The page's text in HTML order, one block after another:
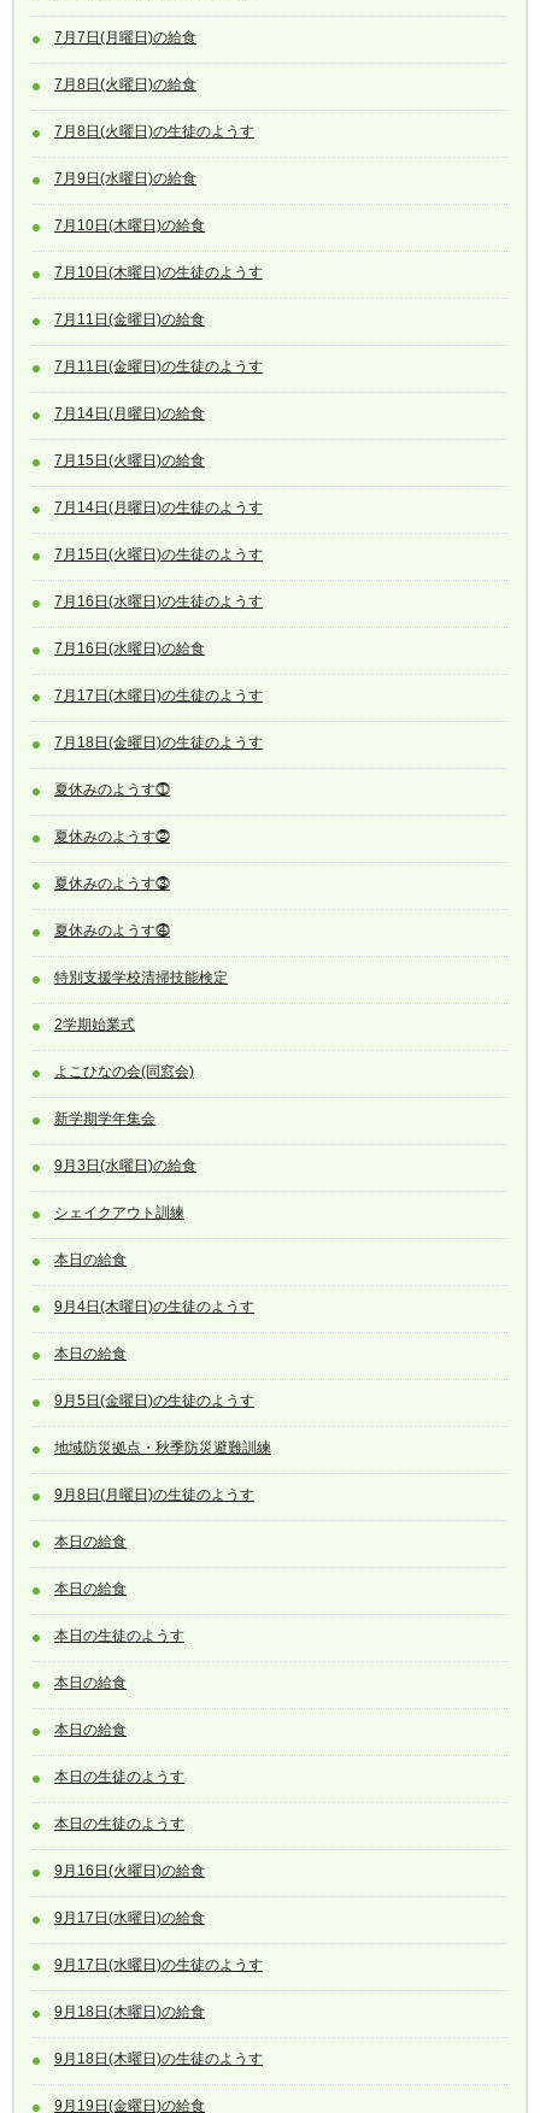
7月7日(月曜日)の給食
7月8日(火曜日)の給食
7月8日(火曜日)の生徒のようす
7月9日(水曜日)の給食
7月10日(木曜日)の給食
7月10日(木曜日)の生徒のようす
7月11日(金曜日)の給食
7月11日(金曜日)の生徒のようす
7月14日(月曜日)の給食
7月15日(火曜日)の給食
7月14日(月曜日)の生徒のようす
7月15日(火曜日)の生徒のようす
7月16日(水曜日)の生徒のようす
7月16日(水曜日)の給食
7月17日(木曜日)の生徒のようす
7月18日(金曜日)の生徒のようす
夏休みのようす⓵
夏休みのようす⓶
夏休みのようす⓷
夏休みのようす⓸
特別支援学校清掃技能検定
2学期始業式
よこひなの会(同窓会)
新学期学年集会
9月3日(水曜日)の給食
シェイクアウト訓練
本日の給食
9月4日(木曜日)の生徒のようす
本日の給食
9月5日(金曜日)の生徒のようす
地域防災拠点・秋季防災避難訓練
9月8日(月曜日)の生徒のようす
本日の給食
本日の給食
本日の生徒のようす
本日の給食
本日の給食
本日の生徒のようす
本日の生徒のようす
9月16日(火曜日)の給食
9月17日(水曜日)の給食
9月17日(水曜日)の生徒のようす
9月18日(木曜日)の給食
9月18日(木曜日)の生徒のようす
9月19日(金曜日)の給食